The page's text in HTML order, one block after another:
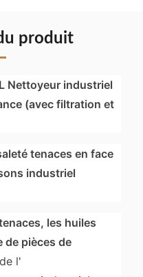
produit
Nettoyeur industriel
(avec filtration et
tenaces en face
industriel
les huiles
de pièces de
l'